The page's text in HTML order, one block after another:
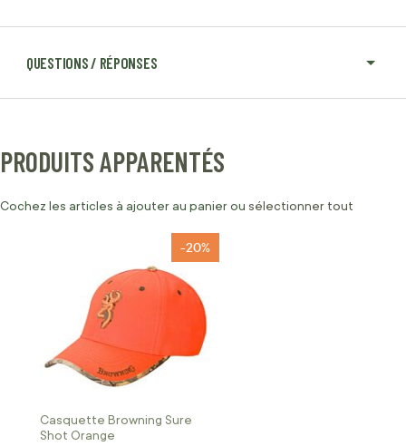
QUESTIONS / RÉPONSES
PRODUITS APPARENTÉS
Cochez les articles à ajouter au panier ou sélectionner tout
Casquette Browning Sure
Shot Orange
-20%